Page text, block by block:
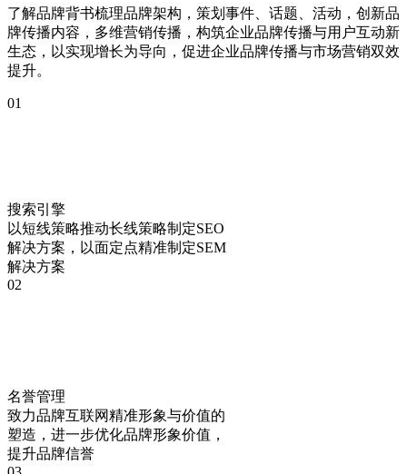
了解品牌背书梳理品牌架构，策划事件、话题、活动，创新品
牌传播内容，多维营销传播，构筑企业品牌传播与用户互动新
生态，以实现增长为导向，促进企业品牌传播与市场营销双效
提升。
01
搜索引擎
以短线策略推动长线策略制定SEO
解决方案，以面定点精准制定SEM
解决方案
02
名誉管理
致力品牌互联网精准形象与价值的
塑造，进一步优化品牌形象价值，
提升品牌信誉